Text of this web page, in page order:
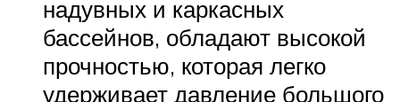
надувных и каркасных
бассейнов, обладают высокой
прочностью, которая легко
удерживает давление большого